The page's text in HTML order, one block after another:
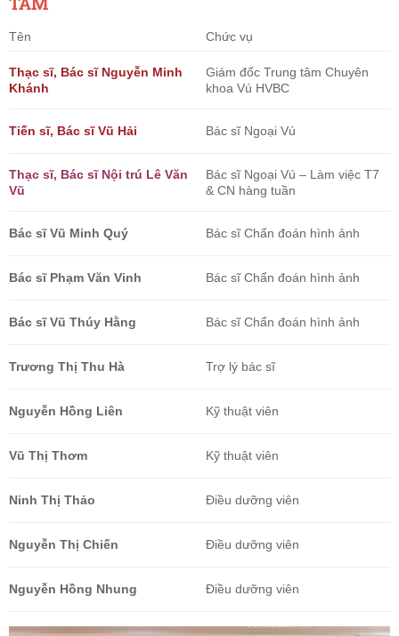
Tên Chức vụ
Thạc sĩ, Bác sĩ Nguyễn Minh
Khánh
Giám đốc Trung tâm Chuyên
khoa Vú HVBC
Tiến sĩ, Bác sĩ Vũ Hải Bác sĩ Ngoại Vú
Thạc sĩ, Bác sĩ Nội trú Lê Văn
Vũ
Bác sĩ Ngoại Vú – Làm việc T7
& CN hàng tuần
Bác sĩ Vũ Minh Quý Bác sĩ Chẩn đoán hình ảnh
Bác sĩ Phạm Văn Vinh Bác sĩ Chẩn đoán hình ảnh
Bác sĩ Vũ Thúy Hằng Bác sĩ Chẩn đoán hình ảnh
Trương Thị Thu Hà Trợ lý bác sĩ
Nguyễn Hồng Liên Kỹ thuật viên
Vũ Thị Thơm Kỹ thuật viên
Ninh Thị Thảo Điều dưỡng viên
Nguyễn Thị Chiến Điều dưỡng viên
Nguyễn Hồng Nhung Điều dưỡng viên